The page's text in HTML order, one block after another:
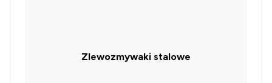
Zlewozmywaki stalowe